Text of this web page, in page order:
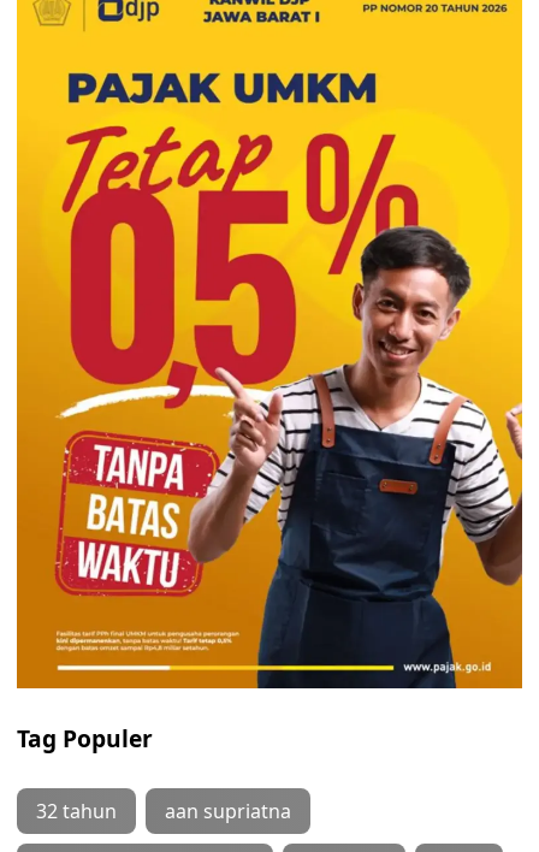
Tag Populer
32 tahun aan supriatna